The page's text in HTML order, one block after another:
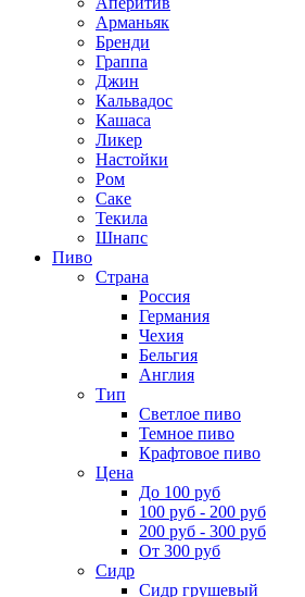
Арманьяк
Бренди
Граппа
Джин
Кальвадос
Кашаса
Ликер
Настойки
Ром
Саке
Текила
Шнапс
Пиво
Страна
Россия
Германия
Чехия
Бельгия
Англия
Тип
Светлое пиво
Темное пиво
Крафтовое пиво
Цена
До 100 руб
100 руб - 200 руб
200 руб - 300 руб
От 300 руб
Сидр
Сидр грушевый